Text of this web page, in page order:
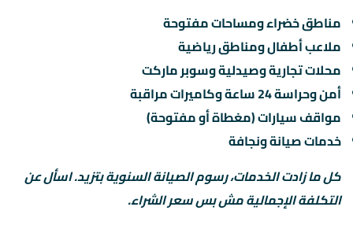
مناطق خضراء ومساحات مفتوحة
ملاعب أطفال ومناطق رياضية
محلات تجارية وصيدلية وسوبر ماركت
أمن وحراسة 24 ساعة وكاميرات مراقبة
مواقف سيارات (مغطاة أو مفتوحة)
خدمات صيانة ونجافة
كل ما زادت الخدمات، رسوم الصيانة السنوية بتزيد. اسأل عن
التكلفة الإجمالية مش بس سعر الشراء.